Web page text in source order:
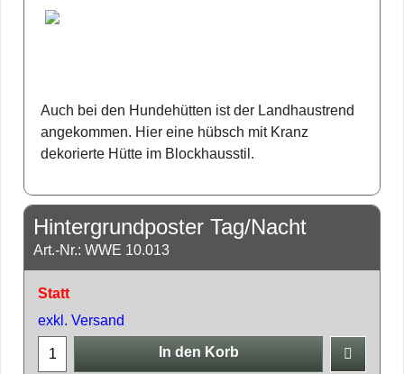
Auch bei den Hundehütten ist der Landhaustrend
angekommen. Hier eine hübsch mit Kranz
dekorierte Hütte im Blockhausstil.
Hintergrundposter Tag/Nacht
Art.-Nr.: WWE 10.013
Statt
exkl. Versand
In den Korb